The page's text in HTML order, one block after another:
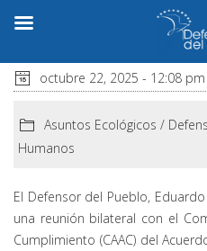
octubre 22, 2025 - 12:08 pm
Asuntos Ecológicos /
Humanos
El Defensor del Pueblo,
una reunión bilateral con el
Cumplimiento (CAAC) del